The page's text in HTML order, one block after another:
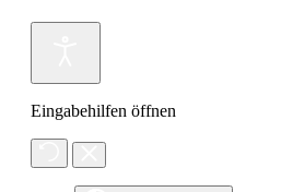
Eingabehilfen öffnen